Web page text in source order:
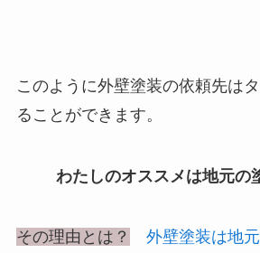
このように外壁塗装の依頼先は
ることができます。
わたしのオススメは地元の
その理由とは？ 外壁塗装は地